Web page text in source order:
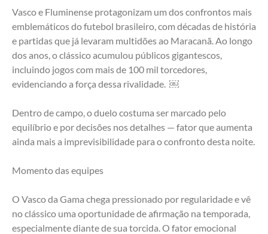
Vasco e Fluminense protagonizam um dos confrontos mais
emblemáticos do futebol brasileiro, com décadas de história
e partidas que já levaram multidões ao Maracanã. Ao longo
dos anos, o clássico acumulou públicos gigantescos,
incluindo jogos com mais de 100 mil torcedores,
evidenciando a força dessa rivalidade.  ￼
Dentro de campo, o duelo costuma ser marcado pelo
equilíbrio e por decisões nos detalhes — fator que aumenta
ainda mais a imprevisibilidade para o confronto desta noite.
Momento das equipes
O Vasco da Gama chega pressionado por regularidade e vê
no clássico uma oportunidade de afirmação na temporada,
especialmente diante de sua torcida. O fator emocional